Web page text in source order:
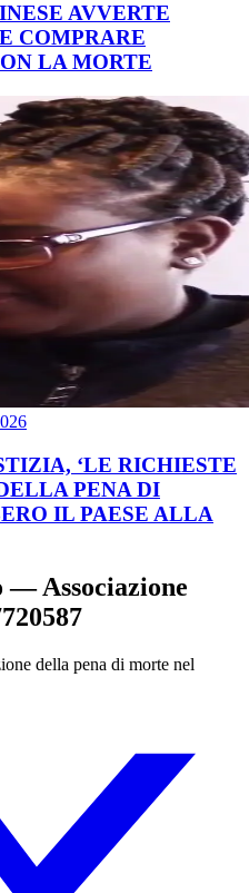
AVVERTE
COMPRARE
LA MORTE
‘LE RICHIESTE
PENA DI
IL PAESE ALLA
— Associazione
della pena di morte nel